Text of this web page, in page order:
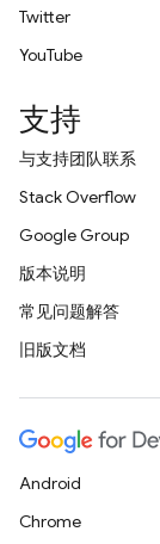
Twitter
YouTube
支持
与支持团队联系
Stack Overflow
Google Group
版本说明
常见问题解答
旧版文档
Android
Chrome